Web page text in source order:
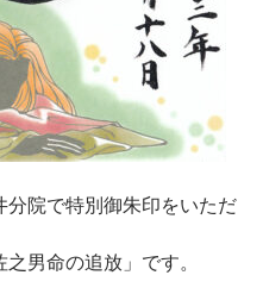
院で特別御朱印をいただ
男命の追放」です。